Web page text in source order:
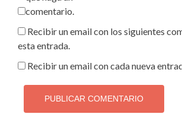
comentario.
Recibir un email con los siguientes
esta entrada.
Recibir un email con cada nueva